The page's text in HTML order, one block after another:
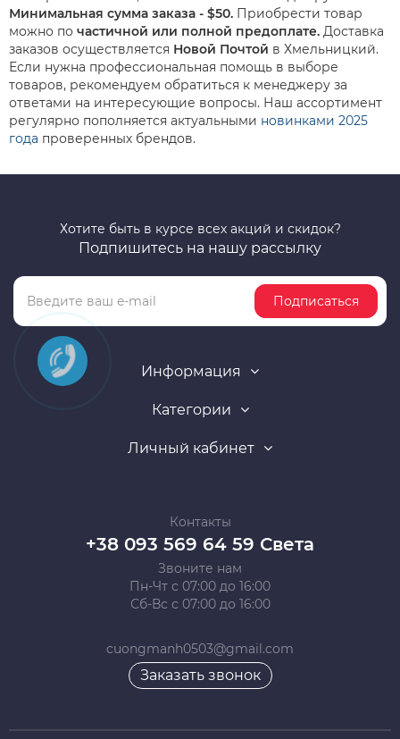
Минимальная сумма заказа - $50. Приобрести товар
можно по частичной или полной предоплате. Доставка
заказов осуществляется Новой Почтой в Хмельницкий.
Если нужна профессиональная помощь в выборе
товаров, рекомендуем обратиться к менеджеру за
ответами на интересующие вопросы. Наш ассортимент
регулярно пополняется актуальными новинками 2025
года проверенных брендов.
Хотите быть в курсе всех акций и скидок?
Подпишитесь на нашу рассылку
Подписаться
Информация
Категории
Личный кабинет
Контакты
+38 093 569 64 59 Света
Звоните нам
Пн-Чт с 07:00 до 16:00
Сб-Вс с 07:00 до 16:00
cuongmanh0503@gmail.com
Заказать звонок